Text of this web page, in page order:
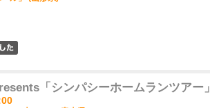
「シンパシーホームランツアー」